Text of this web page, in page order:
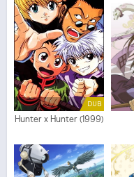
DUB
Hunter x Hunter (1999)